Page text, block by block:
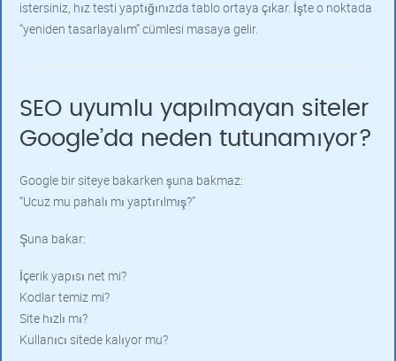
istersiniz, hız testi yaptığınızda tablo ortaya çıkar. İşte o noktada
“yeniden tasarlayalım” cümlesi masaya gelir.
SEO uyumlu yapılmayan siteler
Google’da neden tutunamıyor?
Google bir siteye bakarken şuna bakmaz:
“Ucuz mu pahalı mı yaptırılmış?”
Şuna bakar:
İçerik yapısı net mi?
Kodlar temiz mi?
Site hızlı mı?
Kullanıcı sitede kalıyor mu?